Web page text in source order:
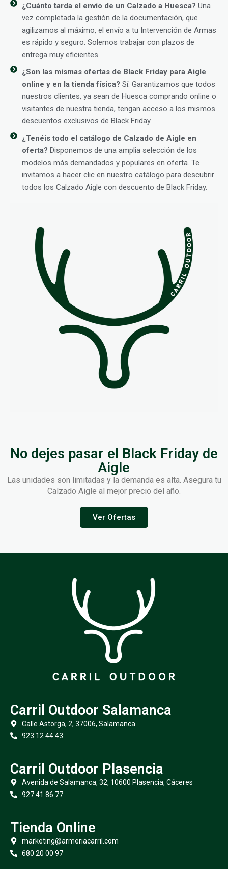
¿Cuánto tarda el envío de un Calzado a Huesca? Una
vez completada la gestión de la documentación, que
agilizamos al máximo, el envío a tu Intervención de Armas
es rápido y seguro. Solemos trabajar con plazos de
entrega muy eficientes.
¿Son las mismas ofertas de Black Friday para Aigle
online y en la tienda física? Sí. Garantizamos que todos
nuestros clientes, ya sean de Huesca comprando online o
visitantes de nuestra tienda, tengan acceso a los mismos
descuentos exclusivos de Black Friday.
¿Tenéis todo el catálogo de Calzado de Aigle en
oferta? Disponemos de una amplia selección de los
modelos más demandados y populares en oferta. Te
invitamos a hacer clic en nuestro catálogo para descubrir
todos los Calzado Aigle con descuento de Black Friday.
No dejes pasar el Black Friday de
Aigle
Las unidades son limitadas y la demanda es alta. Asegura tu
Calzado Aigle al mejor precio del año.
Ver Ofertas
Carril Outdoor Salamanca
Calle Astorga, 2, 37006, Salamanca
923 12 44 43
Carril Outdoor Plasencia
Avenida de Salamanca, 32, 10600 Plasencia, Cáceres
927 41 86 77
Tienda Online
marketing@armeriacarril.com
680 20 00 97